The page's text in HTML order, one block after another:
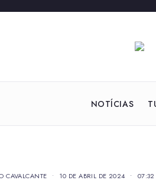
NOTÍCIAS
CAVALCANTE • 10 DE ABRIL DE 2024 • 07:32